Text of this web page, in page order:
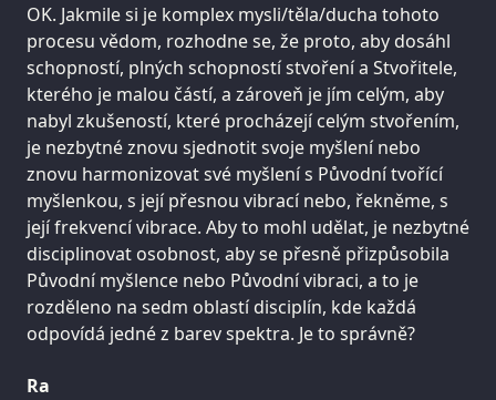
OK. Jakmile si je komplex mysli/těla/ducha tohoto
procesu vědom, rozhodne se, že proto, aby dosáhl
schopností, plných schopností stvoření a Stvořitele,
kterého je malou částí, a zároveň je jím celým, aby
nabyl zkušeností, které procházejí celým stvořením,
je nezbytné znovu sjednotit svoje myšlení nebo
znovu harmonizovat své myšlení s Původní tvořící
myšlenkou, s její přesnou vibrací nebo, řekněme, s
její frekvencí vibrace. Aby to mohl udělat, je nezbytné
disciplinovat osobnost, aby se přesně přizpůsobila
Původní myšlence nebo Původní vibraci, a to je
rozděleno na sedm oblastí disciplín, kde každá
odpovídá jedné z barev spektra. Je to správně?
Ra